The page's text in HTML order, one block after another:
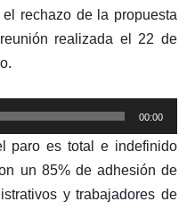
rechazo de la propuesta
realizada el 22 de
00:00
paro es total e indefinido
un 85% de adhesión de
y trabajadores de